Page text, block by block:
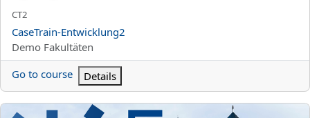
Kursun kısa adı
CT2
Kurs Adı
CaseTrain-Entwicklung2
Kurs kategorisi
Demo Fakultäten
Go to course
Details
Demo - Krückel